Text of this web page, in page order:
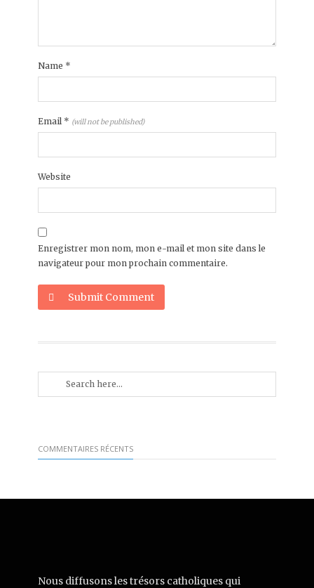
Name *
Email * (will not be published)
Website
Enregistrer mon nom, mon e-mail et mon site dans le
navigateur pour mon prochain commentaire.
Submit Comment
COMMENTAIRES RÉCENTS
Nous diffusons les trésors catholiques qui